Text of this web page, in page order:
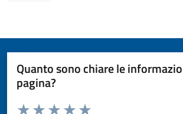
Quanto sono chiare le
pagina?
Valuta da 1 a 5 stelle la pagina